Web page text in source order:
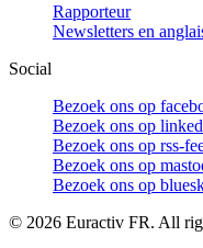
Rapporteur
Newsletters en
Social
Bezoek ons op
Bezoek ons op
Bezoek ons op rss-
Bezoek ons op
Bezoek ons op
© 2026 Euractiv FR. All